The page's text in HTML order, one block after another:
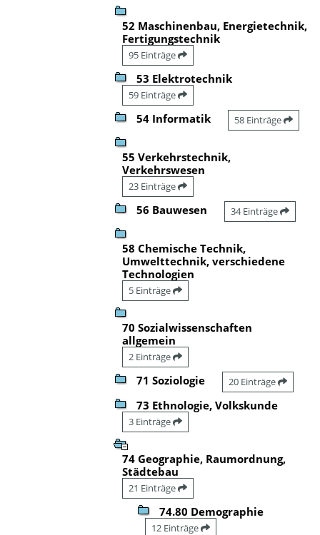
52 Maschinenbau, Energietechnik,
Fertigungstechnik
95 Einträge
53 Elektrotechnik
59 Einträge
54 Informatik 58 Einträge
55 Verkehrstechnik,
Verkehrswesen
23 Einträge
56 Bauwesen 34 Einträge
58 Chemische Technik,
Umwelttechnik, verschiedene
Technologien
5 Einträge
70 Sozialwissenschaften
allgemein
2 Einträge
71 Soziologie 20 Einträge
73 Ethnologie, Volkskunde
3 Einträge
74 Geographie, Raumordnung,
Städtebau
21 Einträge
74.80 Demographie
12 Einträge